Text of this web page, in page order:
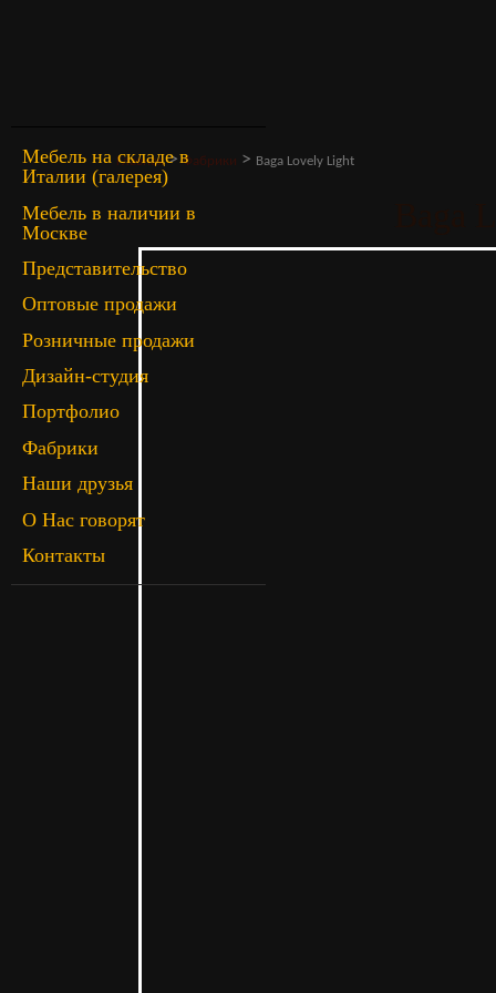
Мебель на складе в
Италии (галерея)
Мебель в наличии в
Москве
Представительство
Оптовые продажи
Розничные продажи
Дизайн-студия
Портфолио
Фабрики
Наши друзья
О Нас говорят
Контакты
Главная>Фабрики > Baga Lovely Light